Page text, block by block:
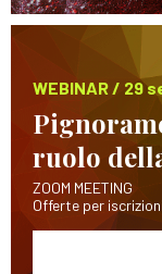
WEBINAR / 29
ruolo
ZOOM MEETING
Offerte per